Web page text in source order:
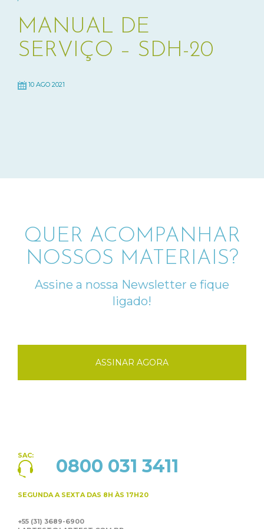
MANUAL DE
SERVIÇO – SDH-20
10 AGO 2021
QUER ACOMPANHAR
NOSSOS MATERIAIS?
Assine a nossa Newsletter e fique
ligado!
ASSINAR AGORA
SAC: 0800 031 3411
SEGUNDA A SEXTA DAS 8H ÀS 17H20
+55 (31) 3689-6900